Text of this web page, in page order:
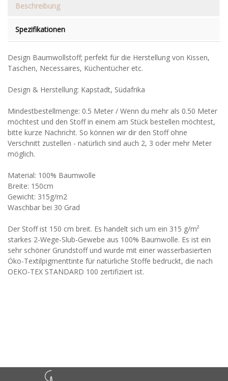
Beschreibung
Spezifikationen
Design Baumwollstoff; perfekt für die Herstellung von Kissen,
Taschen, Necessaires, Küchentücher etc.
Design & Herstellung: Kapstadt, Südafrika
Mindestbestellmenge: 0.5 Meter / Wenn du mehr als 0.50 Meter
möchtest und den Stoff in einem am Stück bestellen möchtest,
bitte kurze Nachricht. So können wir dir den Stoff ohne
Verschnitt zustellen - natürlich sind auch 2, 3 oder mehr Meter
möglich.
Material: 100% Baumwolle
Breite: 150cm
Gewicht: 315g/m2
Waschbar bei 30 Grad
Der Stoff ist 150 cm breit. Es handelt sich um ein 315 g/m²
starkes 2-Wege-Slub-Gewebe aus 100% Baumwolle. Es ist ein
sehr schöner Grundstoff und wurde mit einer wasserbasierten
Öko-Textilpigmenttinte für natürliche Stoffe bedruckt, die nach
OEKO-TEX STANDARD 100 zertifiziert ist.